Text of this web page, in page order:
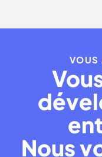
VOUS
Nous